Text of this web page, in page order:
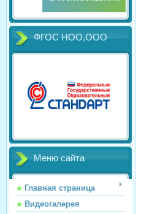
ФГОС НОО,ООО
Меню сайта
Главная страница
Видеогалерея